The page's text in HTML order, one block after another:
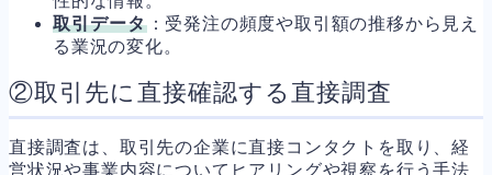
取引データ：受発注の頻度や取引額の推移から見え
る業況の変化。
②取引先に直接確認する直接調査
直接調査は、取引先の企業に直接コンタクトを取り、経
営状況や事業内容についてヒアリングや視察を行う手法